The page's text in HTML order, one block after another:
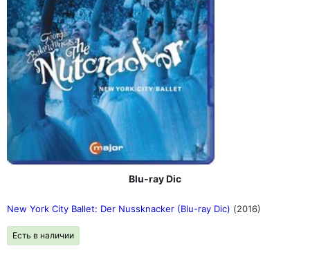
Blu-ray Dic
New York City Ballet: Der Nussknacker (Blu-ray Dic) (2016)
Есть в наличии